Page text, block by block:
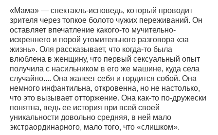
«Мама» — спектакль-исповедь, который проводит
зрителя через топкое болото чужих переживаний. Он
оставляет впечатление какого-то мучительно-
искреннего и порой утомительного разговора «за
жизнь». Оля рассказывает, что когда-то была
влюблена в женщину, что первый сексуальный опыт
получила с насильником в его же машине, куда села
случайно.... Она жалеет себя и гордится собой. Она
немного инфантильна, откровенна, но не настолько,
что это вызывает отторжение. Она как-то по-дружески
понятна, ведь ее история при всей своей
уникальности довольно средняя, в ней мало
экстраординарного, мало того, что «слишком».